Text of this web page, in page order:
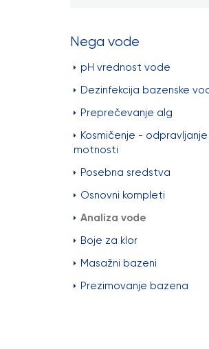
Nega vode
pH vrednost vode
Dezinfekcija bazenske
Preprečevanje alg
Kosmičenje - odpravljanje
motnosti
Posebna sredstva
Osnovni kompleti
Analiza vode
Boje za klor
Masažni bazeni
Prezimovanje bazena